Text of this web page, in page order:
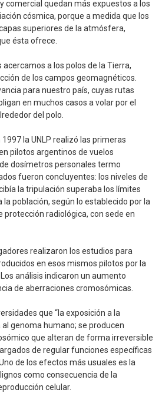
comercial quedan más expuestos a los
cósmica, porque a medida que los
superiores de la atmósfera,
ésta ofrece.
a los polos de la Tierra,
de los campos geomagnéticos.
para nuestro país, cuyas rutas
en muchos casos a volar por el
del polo.
la UNLP realizó las primeras
pilotos argentinos de vuelos
dosímetros personales termo
fueron concluyentes: los niveles de
la tripulación superaba los límites
población, según lo establecido por la
protección radiológica, con sede en
realizaron los estudios para
en esos mismos pilotos por la
análisis indicaron un aumento
de aberraciones cromosómicas.
que “la exposición a la
genoma humano; se producen
que alteran de forma irreversible
de regular funciones específicas
de los efectos más usuales es la
como consecuencia de la
celular.